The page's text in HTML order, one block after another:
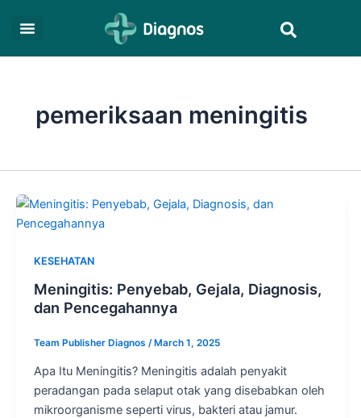
pemeriksaan meningitis
KESEHATAN
Meningitis: Penyebab, Gejala, Diagnosis,
dan Pencegahannya
Team Publisher Diagnos /March 1, 2025
Apa Itu Meningitis? Meningitis adalah penyakit
peradangan pada selaput otak yang disebabkan oleh
mikroorganisme seperti virus, bakteri atau jamur.